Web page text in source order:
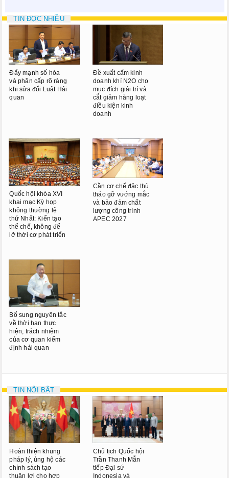
Phiên họp giữa kỳ
Phiên họp thứ 27
Phiên họp giữa 2 đợt của kỳ
họp thứ 6
Phiên họp thứ 28
TIẾP XÚC CỬ TRI
CHƯƠNG TRÌNH GIÁM SÁT
TIN ĐỌC NHIỀU
Đẩy mạnh số hóa
và phân cấp rõ ràng
khi sửa đổi Luật Hải
quan
Đề xuất cấm kinh
doanh khí N2O cho
mục đích giải trí và
cắt giảm hàng loạt
điều kiện kinh
doanh
Quốc hội khóa XVI
khai mạc Kỳ họp
không thường lệ
thứ Nhất: Kiến tạo
thể chế, không để
lỡ thời cơ phát triển
Cần cơ chế đặc thù
tháo gỡ vướng mắc
và bảo đảm chất
lượng công trình
APEC 2027
Bổ sung nguyên tắc
về thời hạn thực
hiện, trách nhiệm
của cơ quan kiểm
định hải quan
TIN NỔI BẬT
Hoàn thiện khung
pháp lý, ủng hộ các
chính sách tạo
thuận lợi cho hợp
Chủ tịch Quốc hội
Trần Thanh Mẫn
tiếp Đại sứ
Indonesia và